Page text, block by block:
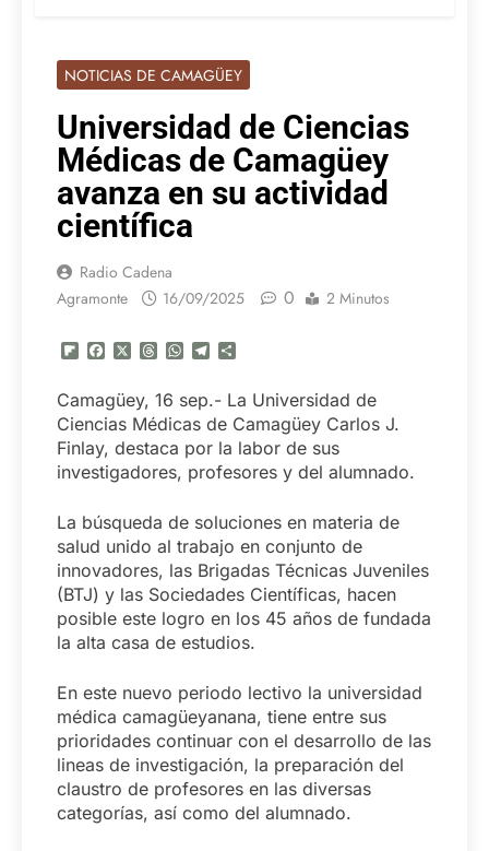
NOTICIAS DE CAMAGÜEY
Universidad de Ciencias
Médicas de Camagüey
avanza en su actividad
científica
Radio Cadena
Agramonte
16/09/2025 0 2 Minutos
Flipboard
FacebookThreadsWhatsApp
Telegram
Camagüey, 16 sep.- La Universidad de
Ciencias Médicas de Camagüey Carlos J.
Finlay, destaca por la labor de sus
investigadores, profesores y del alumnado.
La búsqueda de soluciones en materia de
salud unido al trabajo en conjunto de
innovadores, las Brigadas Técnicas Juveniles
(BTJ) y las Sociedades Científicas, hacen
posible este logro en los 45 años de fundada
la alta casa de estudios.
En este nuevo periodo lectivo la universidad
médica camagüeyanana, tiene entre sus
prioridades continuar con el desarrollo de las
lineas de investigación, la preparación del
claustro de profesores en las diversas
categorías, así como del alumnado.